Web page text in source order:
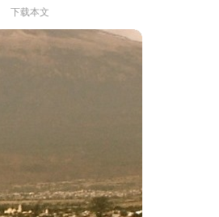
下载本文